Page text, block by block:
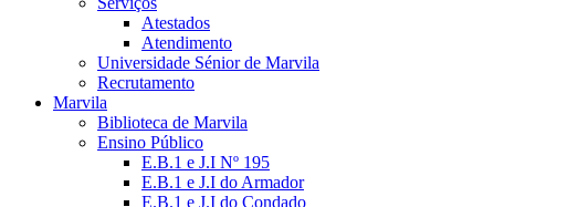
Atestados
Atendimento
Universidade Sénior de Marvila
Recrutamento
Marvila
Biblioteca de Marvila
Ensino Público
E.B.1 e J.I Nº 195
E.B.1 e J.I do Armador
E.B.1 e J.I do Condado